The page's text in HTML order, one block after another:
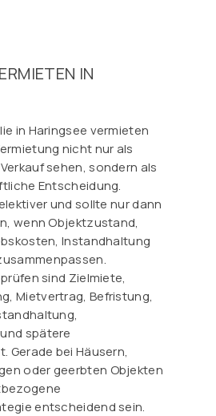
IN
in Haringsee vermieten
nicht nur als
sehen, sondern als
Entscheidung.
und sollte nur dann
wenn Objektzustand,
Instandhaltung
sind Zielmiete,
Mietvertrag, Befristung,
spätere
Gerade bei Häusern,
oder geerbten Objekten
entscheidend sein.